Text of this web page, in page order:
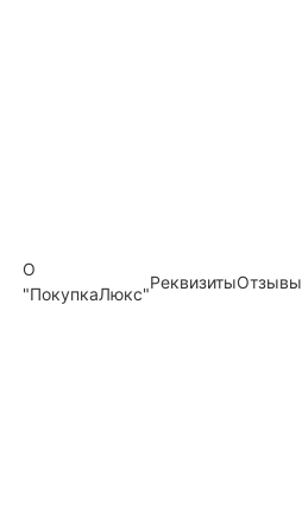
О
"ПокупкаЛюкс"
РеквизитыОтзывы